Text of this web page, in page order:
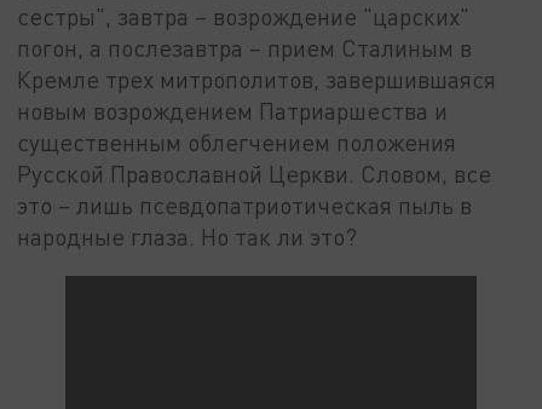
сестры", завтра – возрождение "царских"
погон, а послезавтра – прием Сталиным в
Кремле трех митрополитов, завершившаяся
новым возрождением Патриаршества и
существенным облегчением положения
Русской Православной Церкви. Словом, все
это – лишь псевдопатриотическая пыль в
народные глаза. Но так ли это?